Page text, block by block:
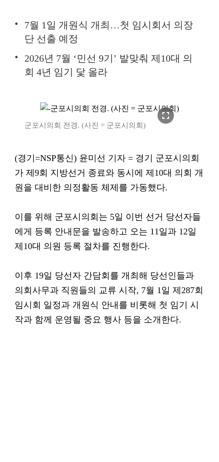
7월 1일 개원식 개최…첫 임시회서 의장
단 선출 예정
2026년 7월 ‘민선 9기’ 발맞춰 제10대 의
회 4년 임기 닻 올라
fullscreen
군포시의회 전경. (사진 = 군포시의회)
(경기=NSP통신) 윤미선 기자 = 경기 군포시의회
가 제9회 지방선거 종료와 동시에 제10대 의회 개
원을 대비한 의정활동 체제를 가동했다.
이를 위해 군포시의회는 5일 이번 선거 당선자들
에게 등록 안내문을 발송하고 오는 11일과 12일
제10대 의원 등록 절차를 진행한다.
이후 19일 당선자 간담회를 개최해 당선인들과
의회사무과 직원들의 교류 시작, 7월 1일 제287회
임시회 일정과 개원식 안내를 비롯해 첫 임기 시
작과 함께 운영될 중요 행사 등을 소개한다.